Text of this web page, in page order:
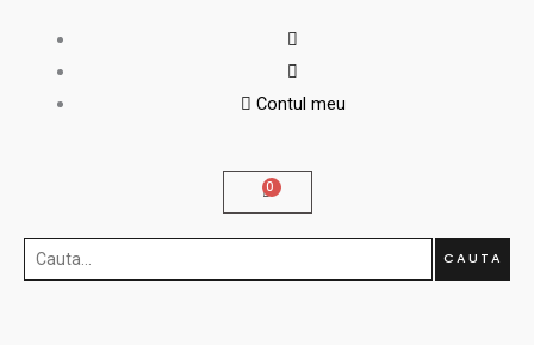
content
Contul meu
Cauta... CAUTA